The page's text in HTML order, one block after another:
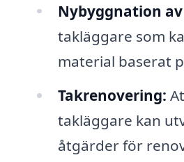
Nybyggnation
takläggare som
material baserat
Takrenovering:
takläggare kan
åtgärder för